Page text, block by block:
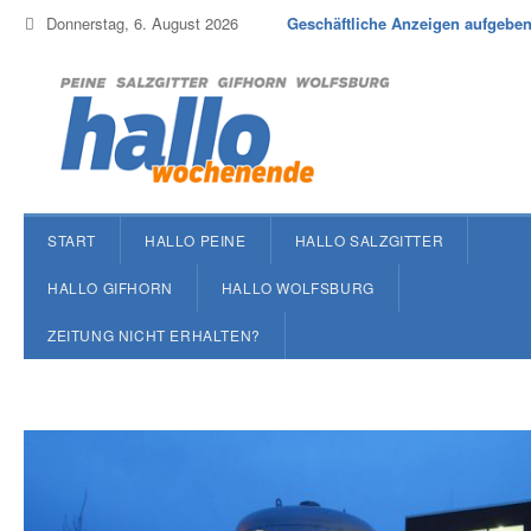
Donnerstag, 6. August 2026 Geschäftliche Anzeigen aufgeben
START HALLO PEINE HALLO SALZGITTER
HALLO GIFHORN HALLO WOLFSBURG
ZEITUNG NICHT ERHALTEN?